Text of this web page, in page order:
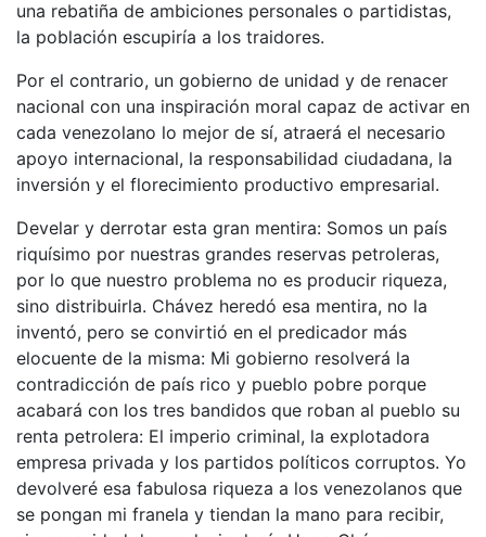
una rebatiña de ambiciones personales o partidistas,
la población escupiría a los traidores.
Por el contrario, un gobierno de unidad y de renacer
nacional con una inspiración moral capaz de activar en
cada venezolano lo mejor de sí, atraerá el necesario
apoyo internacional, la responsabilidad ciudadana, la
inversión y el florecimiento productivo empresarial.
Develar y derrotar esta gran mentira: Somos un país
riquísimo por nuestras grandes reservas petroleras,
por lo que nuestro problema no es producir riqueza,
sino distribuirla. Chávez heredó esa mentira, no la
inventó, pero se convirtió en el predicador más
elocuente de la misma: Mi gobierno resolverá la
contradicción de país rico y pueblo pobre porque
acabará con los tres bandidos que roban al pueblo su
renta petrolera: El imperio criminal, la explotadora
empresa privada y los partidos políticos corruptos. Yo
devolveré esa fabulosa riqueza a los venezolanos que
se pongan mi franela y tiendan la mano para recibir,